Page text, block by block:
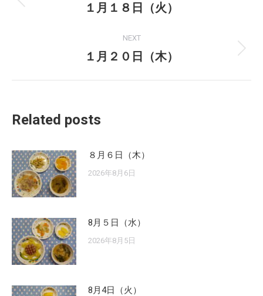
navigation
Previous
１月１８日（火）
NEXT
Next
１月２０日（木）
Related posts
８月６日（木）
2026年8月6日
8月５日（水）
2026年8月5日
8月4日（火）